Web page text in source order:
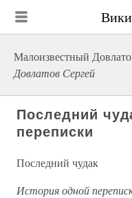
Малоизвестный
Довлатов Сергей
Последний
переписки
Последний чудак
История одной